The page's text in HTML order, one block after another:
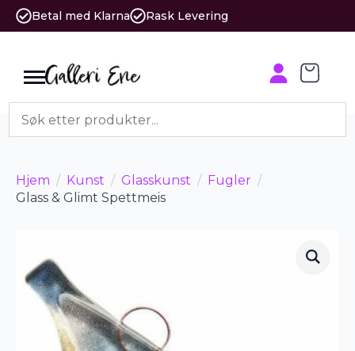
Betal med Klarna Rask Levering
Hjem Kunst Glasskunst
Fugler
Glass & Glimt Spettmeis